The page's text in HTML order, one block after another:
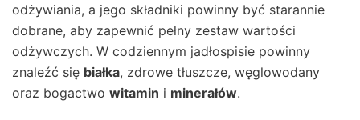
odżywiania, a jego składniki powinny być starannie
dobrane, aby zapewnić pełny zestaw wartości
odżywczych. W codziennym jadłospisie powinny
znaleźć się białka, zdrowe tłuszcze, węglowodany
oraz bogactwo witamin i minerałów.